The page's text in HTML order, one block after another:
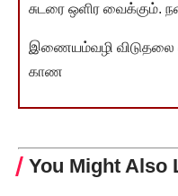
சுடரை ஒளிர வைக்கும்.
இணையம்வழி விடுதலை
காண
You Might Also